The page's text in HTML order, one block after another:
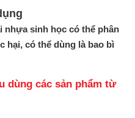
nhựa sinh học có thể phân
hại, có thể dùng là bao bì
dùng các sản phẩm từ